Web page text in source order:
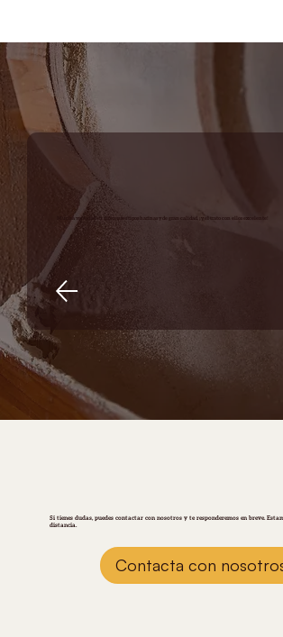
Mucha variedad en diferentes tipos harinas y de gran calidad, ¡y el trato con ellos excelente!
Si tienes dudas, puedes contactar con nosotros y te responderemos en breve.
distancia.
Contacta con